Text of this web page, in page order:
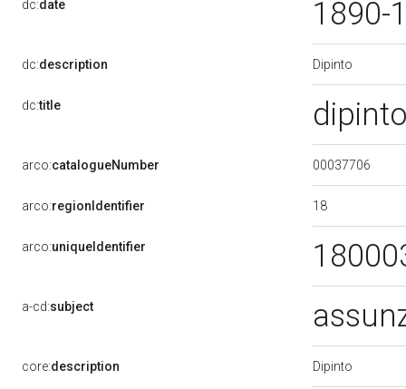
dc:date 1890-
dc:description Dipinto
dc:title
arco:catalogueNumber 00037706
arco:regionIdentifier 18
arco:uniqueIdentifier
a-cd:subject
core:description Dipinto